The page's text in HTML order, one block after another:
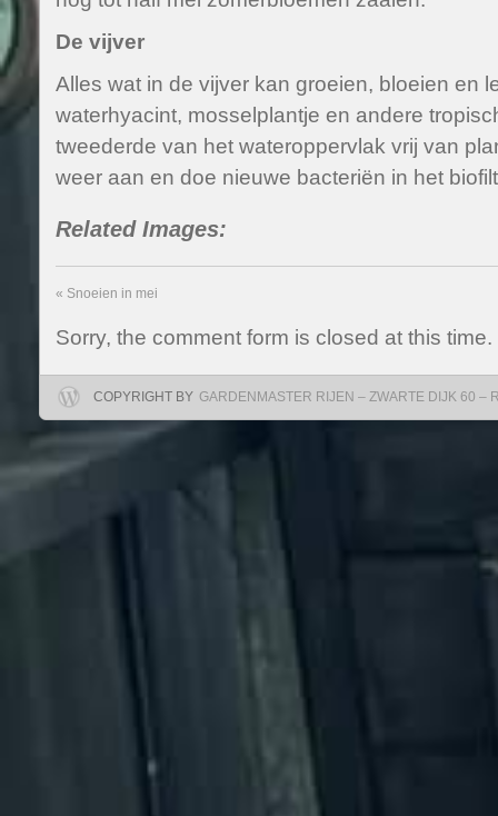
De vijver
Alles wat in de vijver kan groeien, bloeien en
waterhyacint, mosselplantje en andere
tweederde van het wateroppervlak vrij van
weer aan en doe nieuwe bacteriën in het
Related Images:
« Snoeien in mei
Sorry, the comment form is closed at this time.
COPYRIGHT BY GARDENMASTER RIJEN – ZWARTE DIJK 60 –